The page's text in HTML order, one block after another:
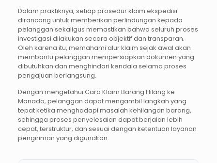
Dalam praktiknya, setiap prosedur klaim ekspedisi
dirancang untuk memberikan perlindungan kepada
pelanggan sekaligus memastikan bahwa seluruh proses
investigasi dilakukan secara objektif dan transparan.
Oleh karena itu, memahami alur klaim sejak awal akan
membantu pelanggan mempersiapkan dokumen yang
dibutuhkan dan menghindari kendala selama proses
pengajuan berlangsung.
Dengan mengetahui Cara Klaim Barang Hilang ke
Manado, pelanggan dapat mengambil langkah yang
tepat ketika menghadapi masalah kehilangan barang,
sehingga proses penyelesaian dapat berjalan lebih
cepat, terstruktur, dan sesuai dengan ketentuan layanan
pengiriman yang digunakan.